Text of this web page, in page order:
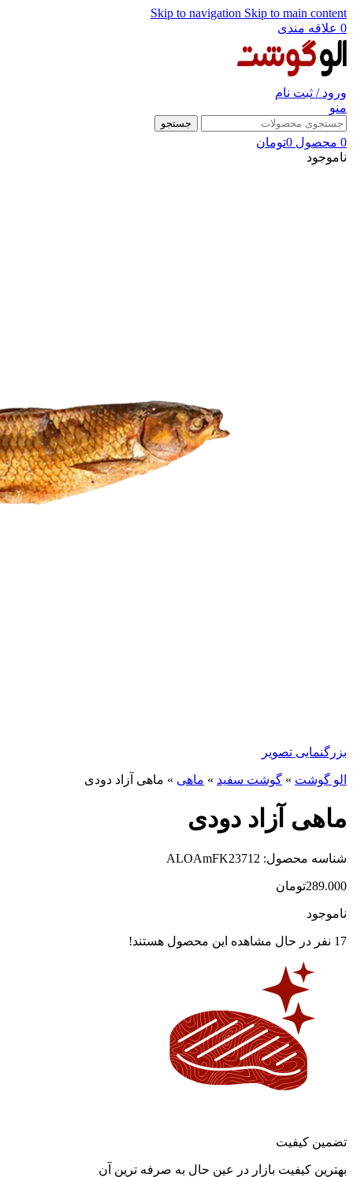
Skip to navigation Skip to main content
0 علاقه مندی
ورود / ثبت نام
منو
جستجو
0 محصول 0تومان
ناموجود
بزرگنمایی تصویر
الو گوشت » گوشت سفید » ماهی » ماهی آزاد دودی
ماهی آزاد دودی
شناسه محصول: ALOAmFK23712
289.000تومان
ناموجود
17 نفر در حال مشاهده این محصول هستند!
تضمین کیفیت
بهترین کیفیت بازار در عین حال به صرفه ترین آن